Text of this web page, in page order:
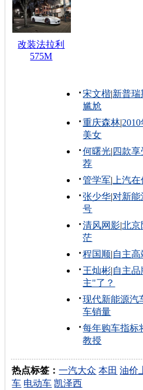
改装法拉利
575M
宋文楷|新普
尴尬
重庆森林|
美女
何曙光| 四款
荐
管学军|上汽在
张少华|对新能
号
清风网影|北京
茫
程国顺|自主高
王灿彬|自主
主"了？
现代新能源汽
车销量
每年购车指标
教授
热点标签：一汽大众 本田 油价
车 电动车 凯泽西